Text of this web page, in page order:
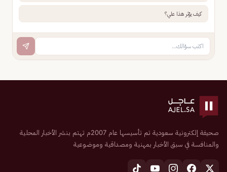
كيف يؤثر هذا علي؟
صحيفة إلكترونية سعودية تم تأسيسها عام 2007م تهتم بنشر الأخبار المحلية
والمنافسة في سبق الأخبار بمهنية ومصداقية وموضوعية